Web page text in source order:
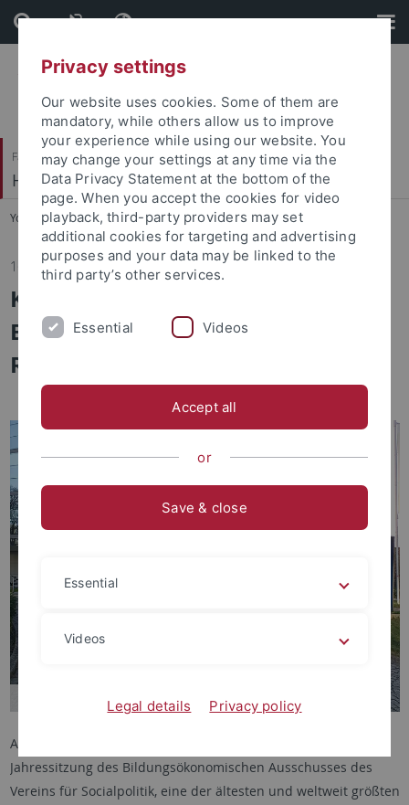
Skip
to
content
Skip
to
footer
Faculty of Economics and Social Sciences
HRM and Organization
You are here: Home ... News/Aktuelles
16.03.2026
Künstliche Intelligenz im
Bildungswesen: Chancen und
Risiken
Am 05. und 06.03.2026 nahm Prof. Dr. Kerstin Pull an der
Jahressitzung des Bildungsökonomischen Ausschusses des
Vereins für Socialpolitik, eine der ältesten und weltweit größten
Privacy settings
Our website uses cookies. Some of them are
mandatory, while others allow us to improve
your experience while using our website. You
may change your settings at any time via the
Data Privacy Statement at the bottom of the
page. When you accept the cookies for video
playback, third-party providers may set
additional cookies for targeting and advertising
purposes and your data may be linked to the
third party’s other services.
Essential Videos
Accept all
or
Save & close
Essential
Videos
Legal details Privacy policy